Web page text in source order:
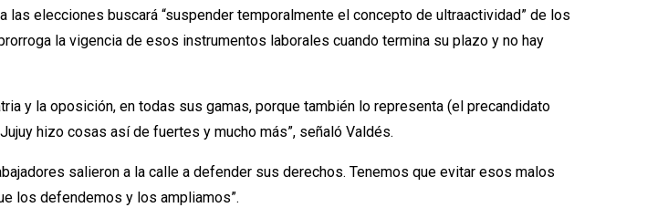
elecciones buscará “suspender temporalmente el concepto de ultraactividad” de los
la vigencia de esos instrumentos laborales cuando termina su plazo y no hay
y la oposición, en todas sus gamas, porque también lo representa (el precandidato
hizo cosas así de fuertes y mucho más”, señaló Valdés.
salieron a la calle a defender sus derechos. Tenemos que evitar esos malos
los defendemos y los ampliamos”.